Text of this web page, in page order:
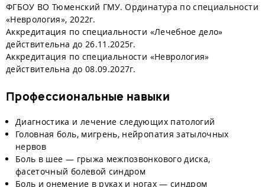
ФГБОУ ВО Тюменский ГМУ. Ординатура по специальности
«Неврология», 2022г.
Аккредитация по специальности «Лечебное дело»
действительна до 26.11.2025г.
Аккредитация по специальности «Неврология»
действительна до 08.09.2027г.
Профессиональные навыки
Диагностика и лечение следующих патологий
Головная боль, мигрень, нейропатия затылочных
нервов
Боль в шее — грыжа межпозвонкового диска,
фасеточный болевой синдром
Боль и онемение в руках и ногах — синдром